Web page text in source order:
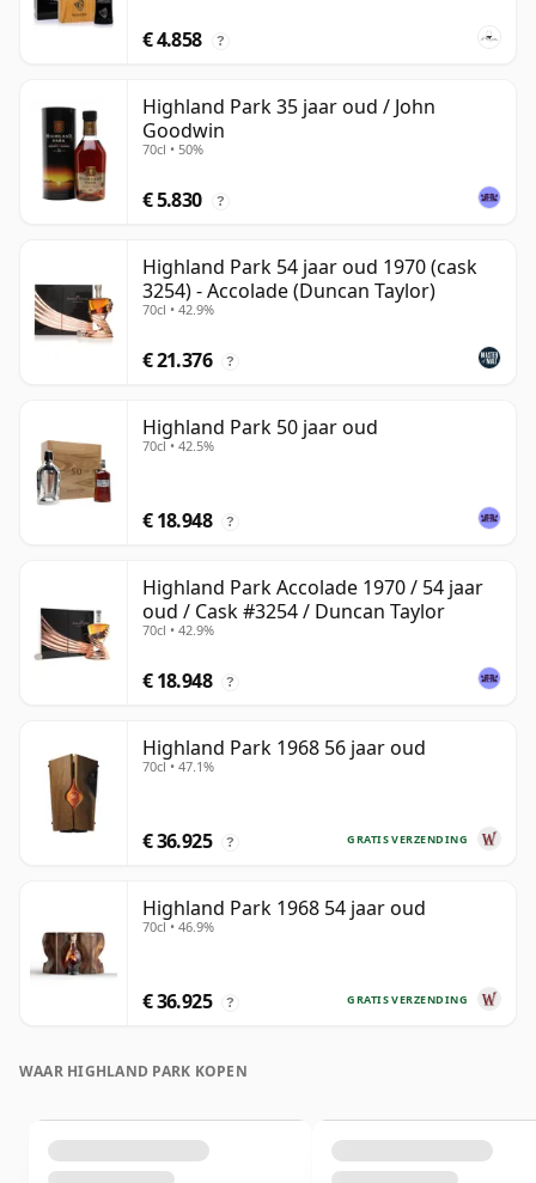
€ 4.858 ?
Highland Park 35 jaar oud / John
Goodwin
70cl • 50%
€ 5.830 ?
Highland Park 54 jaar oud 1970 (cask
3254) - Accolade (Duncan Taylor)
70cl • 42.9%
€ 21.376 ?
Highland Park 50 jaar oud
70cl • 42.5%
€ 18.948 ?
Highland Park Accolade 1970 / 54 jaar
oud / Cask #3254 / Duncan Taylor
70cl • 42.9%
€ 18.948 ?
Highland Park 1968 56 jaar oud
70cl • 47.1%
GRATIS VERZENDING
€ 36.925 ?
Highland Park 1968 54 jaar oud
70cl • 46.9%
GRATIS VERZENDING
€ 36.925 ?
WAAR HIGHLAND PARK KOPEN